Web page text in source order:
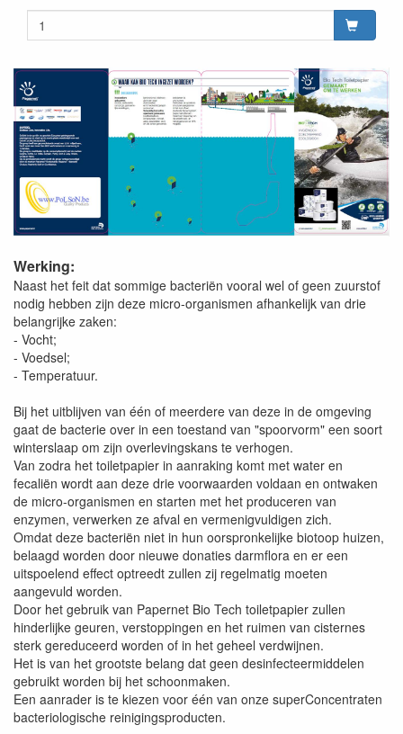
Werking:
Naast het feit dat sommige bacteriën vooral wel of geen zuurstof
nodig hebben zijn deze micro-organismen afhankelijk van drie
belangrijke zaken:
- Vocht;
- Voedsel;
- Temperatuur.
Bij het uitblijven van één of meerdere van deze in de omgeving
gaat de bacterie over in een toestand van "spoorvorm" een soort
winterslaap om zijn overlevingskans te verhogen.
Van zodra het toiletpapier in aanraking komt met water en
fecaliën wordt aan deze drie voorwaarden voldaan en ontwaken
de micro-organismen en starten met het produceren van
enzymen, verwerken ze afval en vermenigvuldigen zich.
Omdat deze bacteriën niet in hun oorspronkelijke biotoop huizen,
belaagd worden door nieuwe donaties darmflora en er een
uitspoelend effect optreedt zullen zij regelmatig moeten
aangevuld worden.
Door het gebruik van Papernet Bio Tech toiletpapier zullen
hinderlijke geuren, verstoppingen en het ruimen van cisternes
sterk gereduceerd worden of in het geheel verdwijnen.
Het is van het grootste belang dat geen desinfecteermiddelen
gebruikt worden bij het schoonmaken.
Een aanrader is te kiezen voor één van onze superConcentraten
bacteriologische reinigingsproducten.